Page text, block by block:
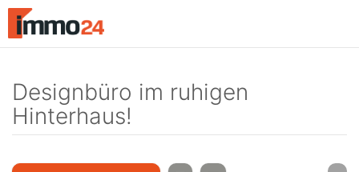
Accessibility
Modus
zum
Inhalt
Designbüro im ruhigen
Hinterhaus!